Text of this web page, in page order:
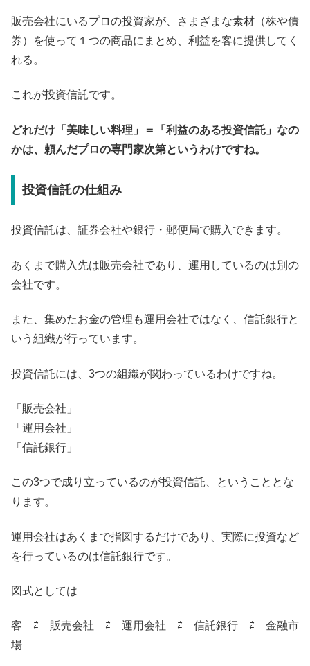
販売会社にいるプロの投資家が、さまざまな素材（株や債
券）を使って１つの商品にまとめ、利益を客に提供してく
れる。
これが投資信託です。
どれだけ「美味しい料理」＝「利益のある投資信託」なの
かは、頼んだプロの専門家次第というわけですね。
投資信託の仕組み
投資信託は、証券会社や銀行・郵便局で購入できます。
あくまで購入先は販売会社であり、運用しているのは別の
会社です。
また、集めたお金の管理も運用会社ではなく、信託銀行と
いう組織が行っています。
投資信託には、3つの組織が関わっているわけですね。
「販売会社」
「運用会社」
「信託銀行」
この3つで成り立っているのが投資信託、ということとな
ります。
運用会社はあくまで指図するだけであり、実際に投資など
を行っているのは信託銀行です。
図式としては
客 ⇄ 販売会社 ⇄ 運用会社 ⇄ 信託銀行 ⇄ 金融市
場